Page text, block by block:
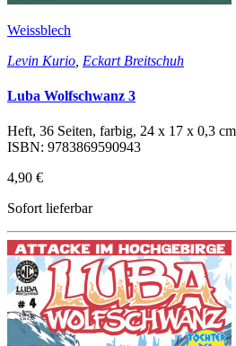
Weissblech
Levin Kurio Eckart Breitschuh
Luba Wolfschwanz 3
Heft, 36 Seiten, farbig, 24 x 17 x 0,3 cm
ISBN: 9783869590943
4,90 €
Sofort lieferbar